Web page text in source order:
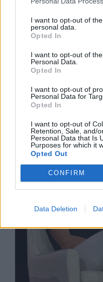
I want to opt-out of
personal data.
Opted In
I want to opt-out of
Personal Data.
Opted In
I want to opt-out of
Personal Data for
Opted In
I want to opt-out of
Retention, Sale, and/
Personal Data that Is
Purposes for which it
Opted Out
CONFIRM
Data Deletion
Спадането на
да възобнови
06.08.2026 / 15:30